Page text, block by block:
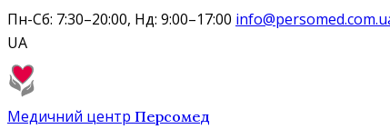
Пн-Сб: 7:30–20:00, Нд: 9:00–17:00
UA
Медичний центр Персомед